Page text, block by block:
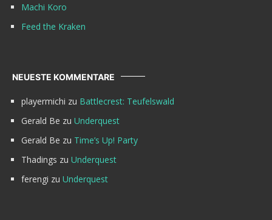
Machi Koro
Feed the Kraken
NEUESTE KOMMENTARE
playermichi zu Battlecrest: Teufelswald
Gerald Be zu Underquest
Gerald Be zu Time’s Up! Party
Thadings zu Underquest
ferengi zu Underquest